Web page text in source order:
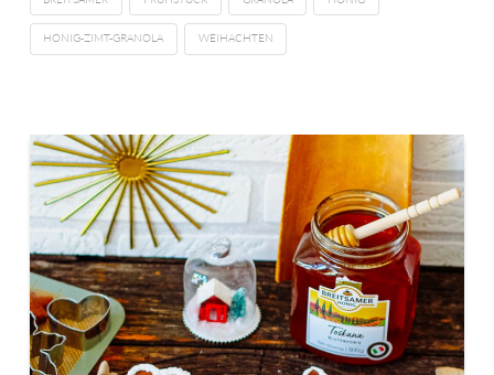
HONIG-ZIMT-GRANOLA WEIHACHTEN